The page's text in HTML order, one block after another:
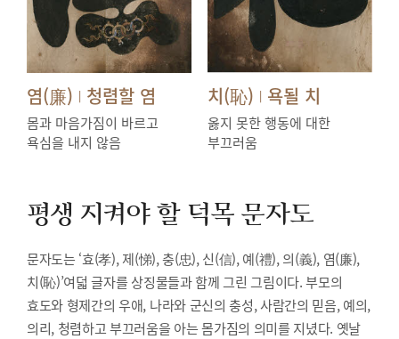
염(廉) | 청렴할 염
몸과 마음가짐이 바르고
욕심을 내지 않음
치(恥) | 욕될 치
옳지 못한 행동에 대한
부끄러움
평생 지켜야 할 덕목 문자도
문자도는 ‘효(孝), 제(悌), 충(忠), 신(信), 예(禮), 의(義), 염(廉),
치(恥)’여덟 글자를 상징물들과 함께 그린 그림이다. 부모의
효도와 형제간의 우애, 나라와 군신의 충성, 사람간의 믿음, 예의,
의리, 청렴하고 부끄러움을 아는 몸가짐의 의미를 지녔다. 옛날